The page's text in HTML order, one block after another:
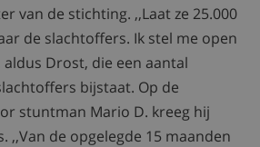
van de stichting. ,,Laat ze 25.000
de slachtoffers. Ik stel me open
Drost, die een aantal
bijstaat. Op de
stuntman Mario D. kreeg hij
,,Van de opgelegde 15 maanden